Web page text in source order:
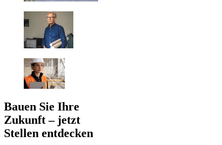
Bauen Sie Ihre
Zukunft – jetzt
Stellen entdecken